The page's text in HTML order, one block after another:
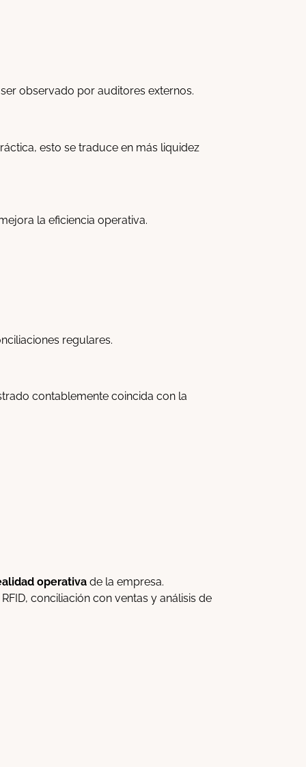
observado por auditores externos.
esto se traduce en más liquidez
la eficiencia operativa.
regulares.
contablemente coincida con la
operativa de la empresa.
conciliación con ventas y análisis de